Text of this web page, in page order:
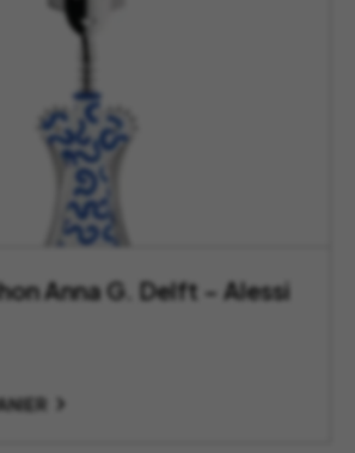
Anna G. Delft – Alessi